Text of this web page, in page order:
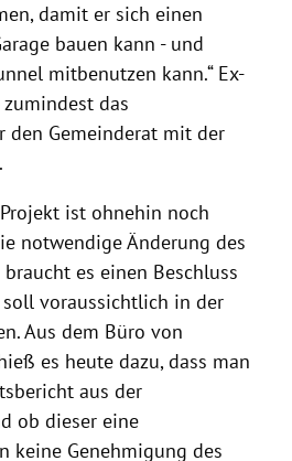
damit er sich einen
bauen kann - und
mitbenutzen kann.“ Ex-
das
den Gemeinderat mit der
ist ohnehin noch
notwendige Änderung des
es einen Beschluss
voraussichtlich in der
Aus dem Büro von
es heute dazu, dass man
aus der
ob dieser eine
keine Genehmigung des